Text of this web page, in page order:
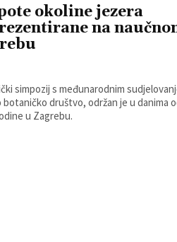
okoline jezera
na
simpozij s međunarodnim
društvo, održan je u danima
u Zagrebu.